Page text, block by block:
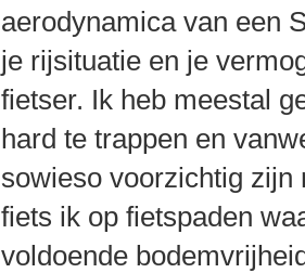
aerodynamica van een
je rijsituatie en je
fietser. Ik heb meestal
hard te trappen en
sowieso voorzichtig
fiets ik op fietspaden
voldoende